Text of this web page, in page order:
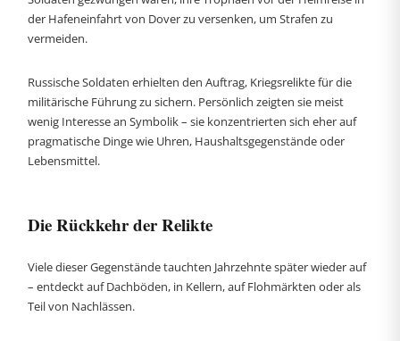
der Hafeneinfahrt von Dover zu versenken, um Strafen zu
vermeiden.
Russische Soldaten erhielten den Auftrag, Kriegsrelikte für die
militärische Führung zu sichern. Persönlich zeigten sie meist
wenig Interesse an Symbolik – sie konzentrierten sich eher auf
pragmatische Dinge wie Uhren, Haushaltsgegenstände oder
Lebensmittel.
Die Rückkehr der Relikte
Viele dieser Gegenstände tauchten Jahrzehnte später wieder auf
– entdeckt auf Dachböden, in Kellern, auf Flohmärkten oder als
Teil von Nachlässen.